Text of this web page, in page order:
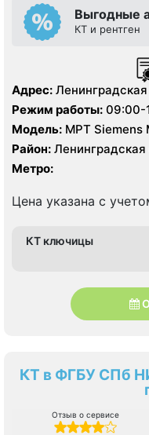
Выгодные
КТ и рентген
Адрес:
Гагарина, д. 1
Режим работы: 09:00-
Модель: МРТ Siemens
BrightSpeed 16 срезов,
Район: Ленинградская
Метро:
Цена указана с
КТ ключицы
КТ в ФГБУ СПб
Отзыв о сервисе